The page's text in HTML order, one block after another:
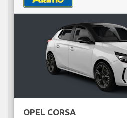
OPEL CORSA